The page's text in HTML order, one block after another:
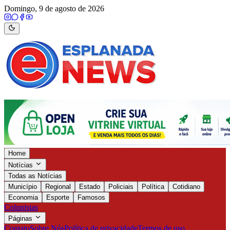
Domingo, 9 de agosto de 2026
Home
Notícias
Todas as Notícias
Município
Regional Estado Policiais Política
Cotidiano
Economia
Esporte Famosos
Colunistas
Páginas
ContatoSobre NósPolítica de privacidadeTermos de uso